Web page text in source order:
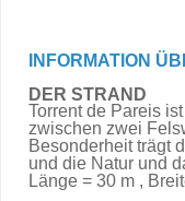
INFORMATION
DER STRAND
Torrent de Pareis
zwischen zwei
Besonderheit trägt
und die Natur und
Länge = 30 m ,